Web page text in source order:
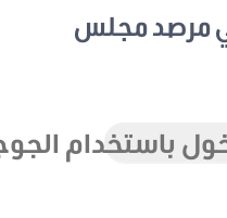
مجلس
باستخدام الجوجل